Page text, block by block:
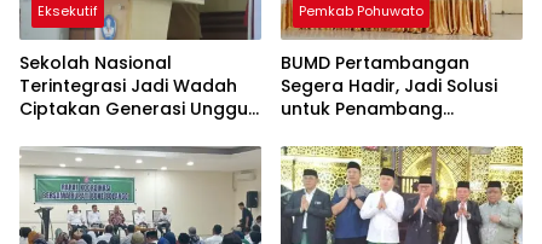
Eksekutif
Sekolah Nasional
Terintegrasi Jadi Wadah
Ciptakan Generasi Unggul
Pemkab Pohuwato
BUMD Pertambangan
Segera Hadir, Jadi Solusi
untuk Penambang